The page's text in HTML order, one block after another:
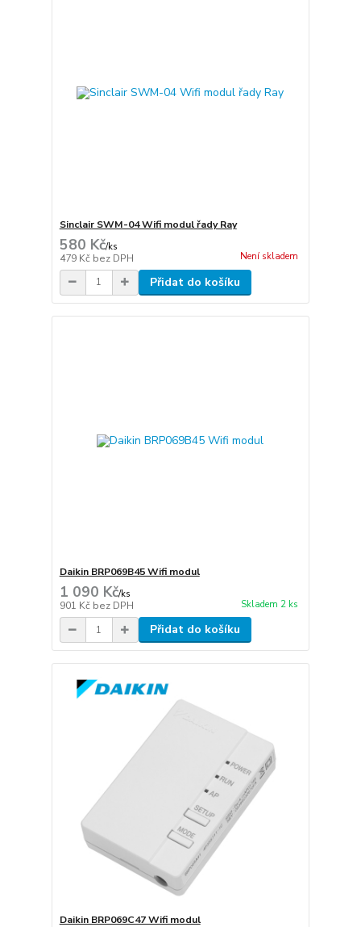
Sinclair SWM-04 Wifi modul řady Ray
580 Kč/ks
479 Kč bez DPH Není skladem
Přidat do košíku
Daikin BRP069B45 Wifi modul
1 090 Kč/ks
901 Kč bez DPH Skladem 2 ks
Přidat do košíku
Daikin BRP069C47 Wifi modul